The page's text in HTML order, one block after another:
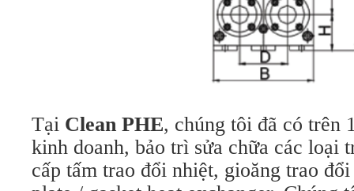
Tại Clean PHE, chúng tôi đã có trên
kinh doanh, bảo trì sửa chữa các loại
cấp tấm trao đổi nhiệt, gioăng trao